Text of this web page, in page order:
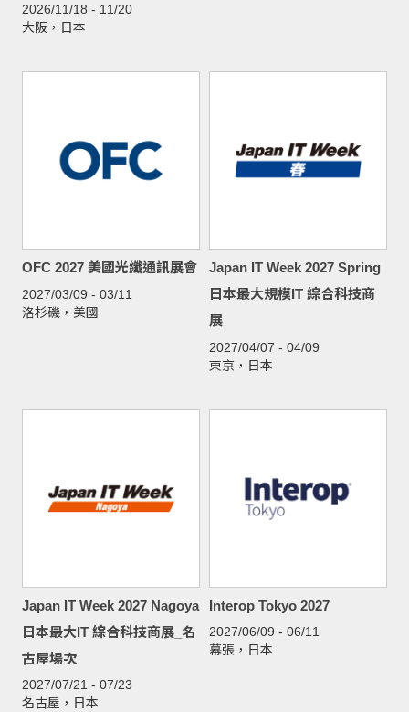
2026/11/18 - 11/20
大阪，日本
OFC 2027 美國光纖通訊展會
2027/03/09 - 03/11
洛杉磯，美國
Japan IT Week 2027 Spring
日本最大規模IT 綜合科技商
展
2027/04/07 - 04/09
東京，日本
Japan IT Week 2027 Nagoya
日本最大IT 綜合科技商展_名
古屋場次
2027/07/21 - 07/23
名古屋，日本
Interop Tokyo 2027
2027/06/09 - 06/11
幕張，日本